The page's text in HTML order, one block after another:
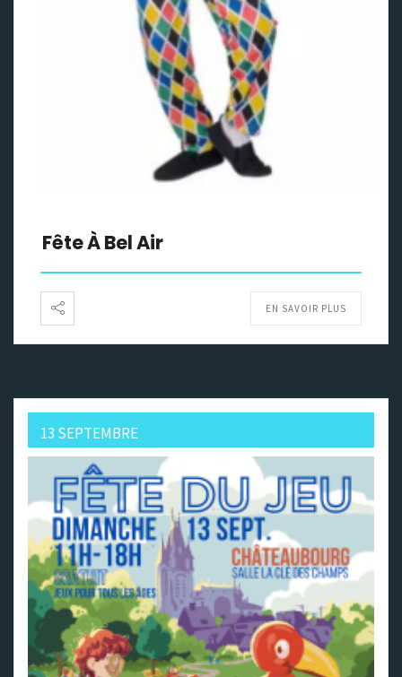
Fête À Bel Air
EN SAVOIR PLUS
13 SEPTEMBRE